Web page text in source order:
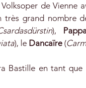
de Vienne
grand nombre
),
), le Dancaïre(
Bastille en tant que